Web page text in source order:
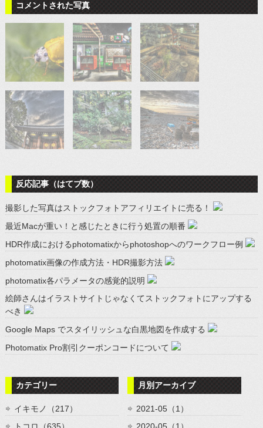
コメントされた写真
反応記事（はてブ数）
撮影した写真はストックフォトアフィリエイトに売る！
最近Macが重い！と感じたときに行う処置の順番
HDR作成におけるphotomatixからphotoshopへのワークフロー例
photomatix画像の作成方法・HDR撮影方法
photomatix各パラメータの感覚的説明
絵師さんはイラストサイトじゃなくてストックフォトにアップする
べき
Google Maps でスタイリッシュな白黒地図を作成する
Photomatix Pro割引クーポンコードについて
カテゴリー
イキモノ（217）
月別アーカイブ
2021-05（1）